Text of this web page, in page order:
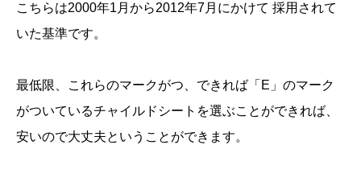
こちらは2000年1月から2012年7月にかけて 採用されて
いた基準です。
最低限、これらのマークがつ、できれば「E」のマーク
がついているチャイルドシートを選ぶことができれば、
安いので大丈夫ということができます。